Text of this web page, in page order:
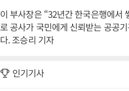
이 부사장은 “32년간 한국은행에서
로 공사가 국민에게 신뢰받는 공공
다. 조승리 기자
인기기사